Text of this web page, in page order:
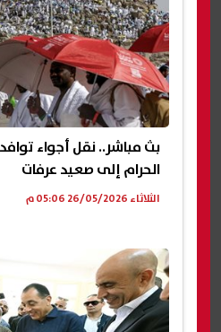
بث مباشر.. نقل أجواء
الحرام إلى صعيد عرفات
الثلاثاء 26/05/2026 05:06 م